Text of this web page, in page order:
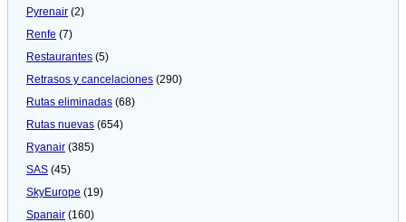
Pyrenair (2)
Renfe (7)
Restaurantes (5)
Retrasos y cancelaciones (290)
Rutas eliminadas (68)
Rutas nuevas (654)
Ryanair (385)
SAS (45)
SkyEurope (19)
Spanair (160)